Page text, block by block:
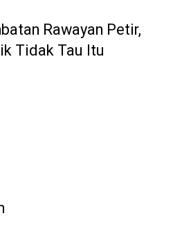
Rawayan Petir,
Tidak Tau Itu